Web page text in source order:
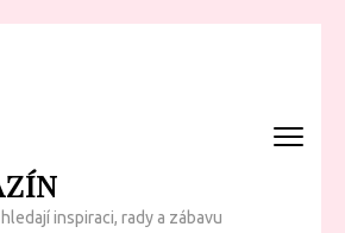
inspiraci, rady a zábavu